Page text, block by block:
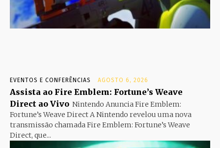
EVENTOS E CONFERÊNCIAS AGOSTO 6, 2026
Assista ao Fire Emblem: Fortune’s Weave
Direct ao Vivo Nintendo Anuncia Fire Emblem:
Fortune’s Weave Direct A Nintendo revelou uma nova
transmissão chamada Fire Emblem: Fortune’s Weave
Direct, que...